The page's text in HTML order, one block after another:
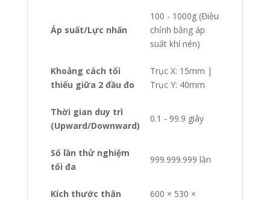
Áp suất/Lực nhấn
100 - 1000g (Điều
chỉnh bằng áp
suất khí nén)
Khoảng cách tối
thiểu giữa 2 đầu đo
Trục X: 15mm |
Trục Y: 40mm
Thời gian duy trì
(Upward/Downward)
0.1 - 99.9 giây
Số lần thử nghiệm
tối đa
999.999.999 lần
Kích thước thân
600 × 530 ×